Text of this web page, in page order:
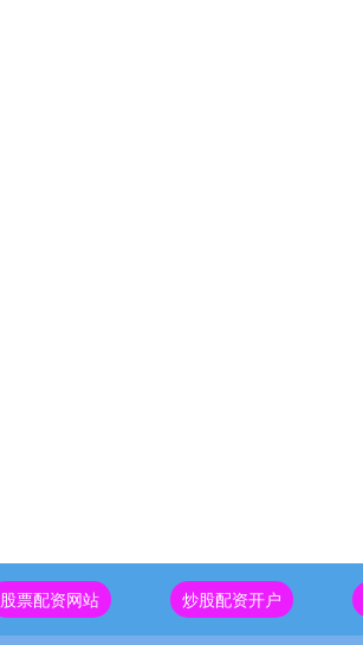
股票配资网站 炒股配资开户